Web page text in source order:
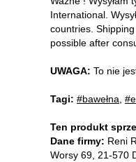
International.
countries.
possible after
UWAGA: To nie
Tagi: #bawełna
Ten produkt
Dane firmy: Reni
Worsy 69, 21-570